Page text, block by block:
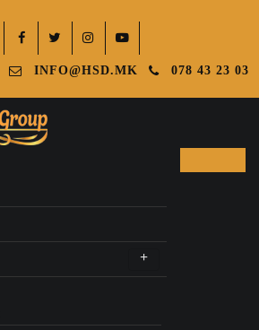
INFO@HSD.MK 078 43 23 03